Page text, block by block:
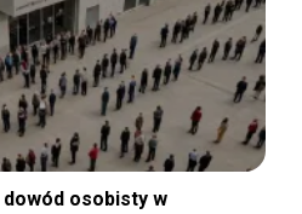
dowód osobisty w